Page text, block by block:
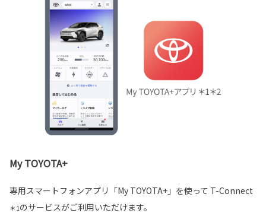
My TOYOTA+
専用スマートフォンアプリ「My TOYOTA+」を使って T-Connect
＊1のサービスがご利用いただけます。